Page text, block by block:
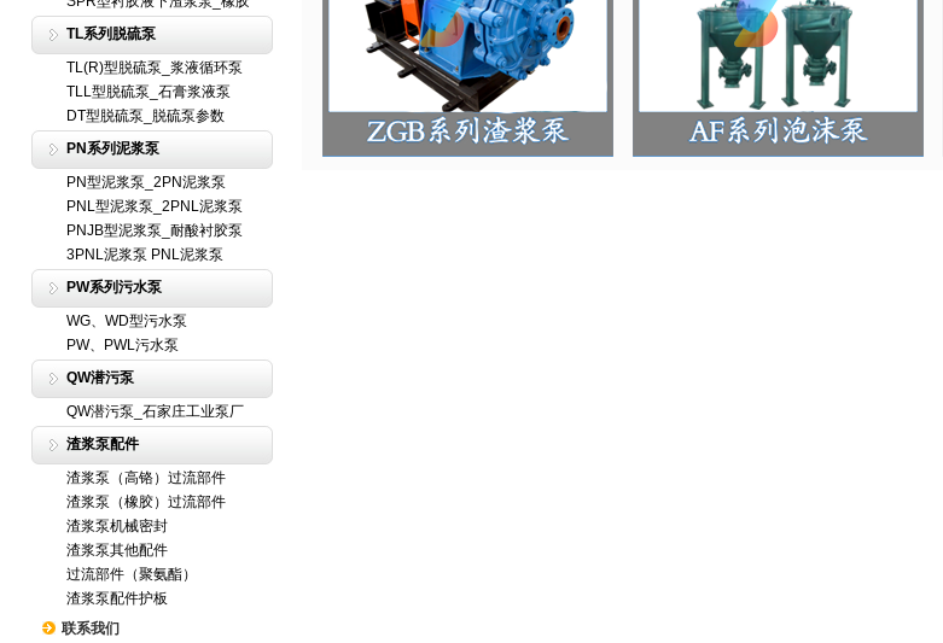
TL系列脱硫泵
TL(R)型脱硫泵_浆液循环泵
TLL型脱硫泵_石膏浆液泵
DT型脱硫泵_脱硫泵参数
PN系列泥浆泵
PN型泥浆泵_2PN泥浆泵
PNL型泥浆泵_2PNL泥浆泵
PNJB型泥浆泵_耐酸衬胶泵
3PNL泥浆泵 PNL泥浆泵
PW系列污水泵
WG、WD型污水泵
PW、PWL污水泵
QW潜污泵
QW潜污泵_石家庄工业泵厂
渣浆泵配件
渣浆泵（高铬）过流部件
渣浆泵（橡胶）过流部件
渣浆泵机械密封
渣浆泵其他配件
过流部件（聚氨酯）
渣浆泵配件护板
联系我们